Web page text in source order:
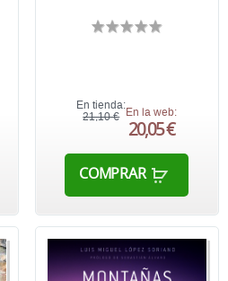
En tienda:
21,10 €
En la web:
20,05 €
COMPRAR